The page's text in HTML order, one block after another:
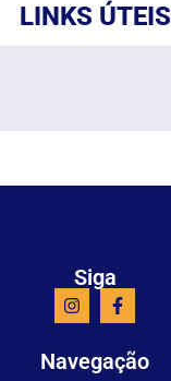
LINKS ÚTEIS
Siga
Navegação